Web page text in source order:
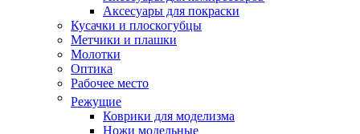
Аксесуары для покраски
Кусачки и плоскогубцы
Метчики и плашки
Молотки
Оптика
Рабочее место
Режущие
Коврики для моделизма
Ножи модельные